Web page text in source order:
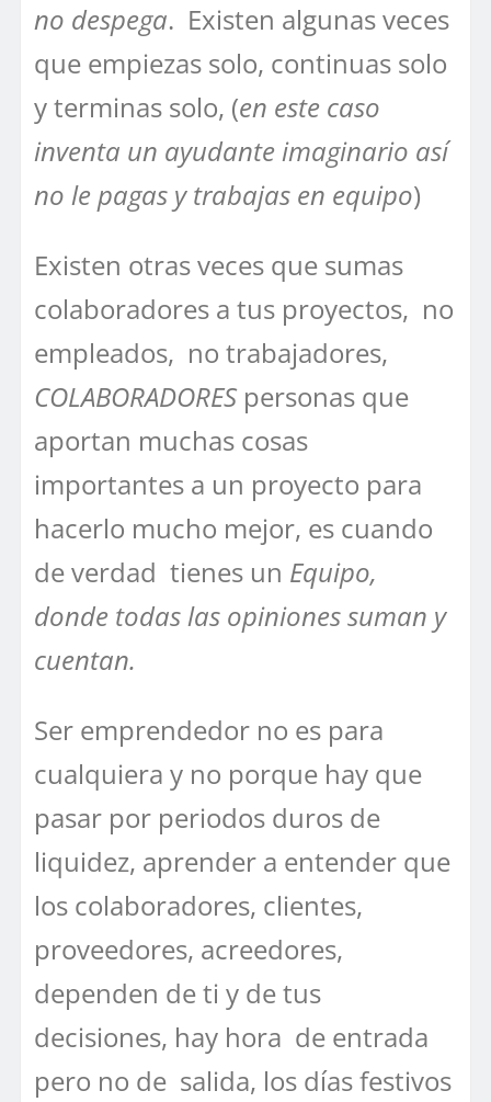
no despega. Existen algunas veces
que empiezas solo, continuas solo
y terminas solo, (en este caso
inventa un ayudante imaginario así
no le pagas y trabajas en equipo)
Existen otras veces que sumas
colaboradores a tus proyectos, no
empleados, no trabajadores,
COLABORADORES personas que
aportan muchas cosas
importantes a un proyecto para
hacerlo mucho mejor, es cuando
de verdad tienes un Equipo,
donde todas las opiniones suman y
cuentan.
Ser emprendedor no es para
cualquiera y no porque hay que
pasar por periodos duros de
liquidez, aprender a entender que
los colaboradores, clientes,
proveedores, acreedores,
dependen de ti y de tus
decisiones, hay hora de entrada
pero no de salida, los días festivos